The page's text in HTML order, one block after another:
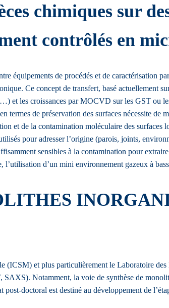
chimiques sur
contrôlés en
équipements de procédés et de caractérisation
Ce concept de transfert, basé actuellement
et les croissances par MOCVD sur les GST ou
termes de préservation des surfaces nécessite de
et de la contamination moléculaire des
pour adresser l’origine (parois, joints,
sensibles à la contamination pour
d’un mini environnement gazeux à
(ICSM) et plus particulièrement le Laboratoire
Notamment, la voie de synthèse de
doctoral est destiné au développement de